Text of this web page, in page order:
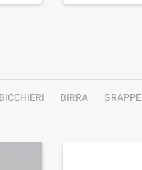
BICCHIERI BIRRA GRAPPE